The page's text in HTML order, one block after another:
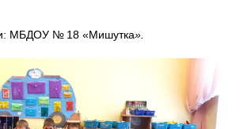
МБДОУ № 18 «Мишутка».